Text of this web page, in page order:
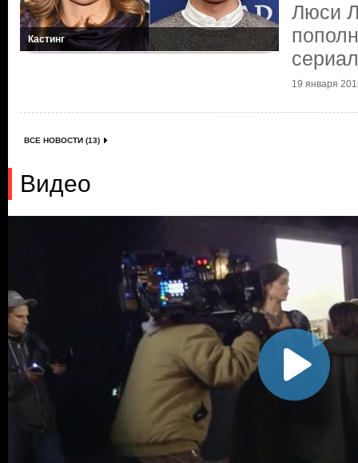
Кастинг
Люси
19 января
ВСЕ НОВОСТИ (13)
Видео